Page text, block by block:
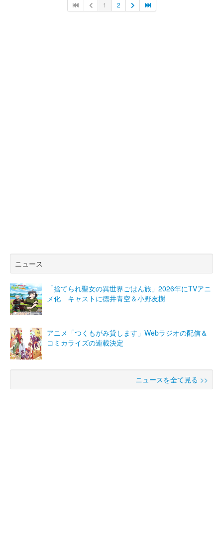
1 2
ニュース
「捨てられ聖女の異世界ごはん旅」2026年にTVアニ
メ化 キャストに徳井青空＆小野友樹
アニメ「つくもがみ貸します」Webラジオの配信＆
コミカライズの連載決定
ニュースを全て見る >>